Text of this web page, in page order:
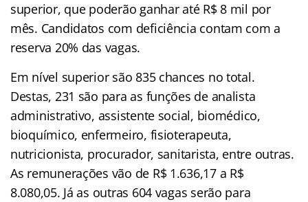
superior, que poderão ganhar até R$ 8 mil por
mês. Candidatos com deficiência contam com a
reserva 20% das vagas.
Em nível superior são 835 chances no total.
Destas, 231 são para as funções de analista
administrativo, assistente social, biomédico,
bioquímico, enfermeiro, fisioterapeuta,
nutricionista, procurador, sanitarista, entre outras.
As remunerações vão de R$ 1.636,17 a R$
8.080,05. Já as outras 604 vagas serão para